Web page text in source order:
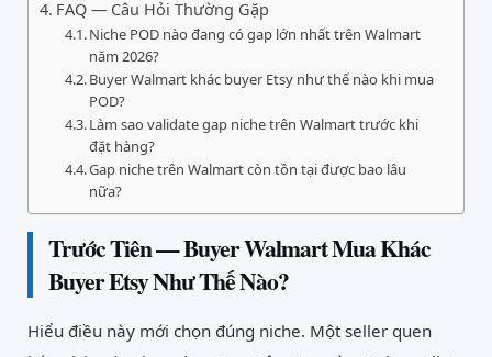
FAQ — Câu Hỏi Thường Gặp
Niche POD nào đang có gap lớn nhất trên Walmart
năm 2026?
Buyer Walmart khác buyer Etsy như thế nào khi mua
POD?
Làm sao validate gap niche trên Walmart trước khi
đặt hàng?
Gap niche trên Walmart còn tồn tại được bao lâu
nữa?
Trước Tiên — Buyer Walmart Mua Khác
Buyer Etsy Như Thế Nào?
Hiểu điều này mới chọn đúng niche. Một seller quen